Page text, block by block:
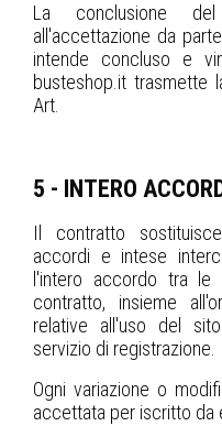
La conclusione
all'accettazione da
intende concluso e
busteshop.it trasmette
Art.
5 - INTERO
Il contratto
accordi e intese
l'intero accordo tra le
contratto, insieme
relative all'uso del
servizio di registrazione.
Ogni variazione o
accettata per iscritto da